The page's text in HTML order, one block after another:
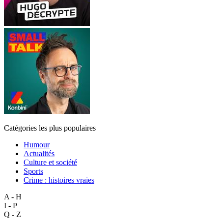
Catégories les plus populaires
Humour
Actualités
Culture et société
Sports
Crime : histoires vraies
A - H
I - P
Q - Z